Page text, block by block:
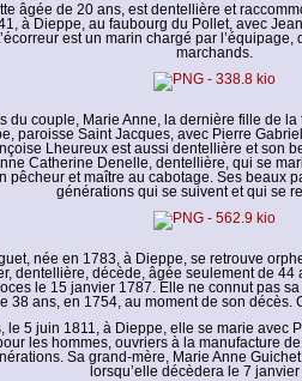
âgée de 20 ans, est dentellière et
à Dieppe, au faubourg du Pollet, avec
est un marin chargé par
marchands.
du couple, Marie Anne, la dernière fille de
paroisse Saint Jacques, avec Pierre
Lheureux est aussi dentellière et son
Catherine Denelle, dentellière, qui se
pêcheur et maître au cabotage. Ses beaux
générations qui se suivent et qui se
née en 1783, à Dieppe, se retrouve
dentellière, décède, âgée seulement de
le 15 janvier 1787. Elle ne connut pas
38 ans, en 1754, au moment de son
le 5 juin 1811, à Dieppe, elle se marie avec
les hommes, ouvriers à la manufacture
Sa grand-mère, Marie Anne
lorsqu’elle décèdera le 7